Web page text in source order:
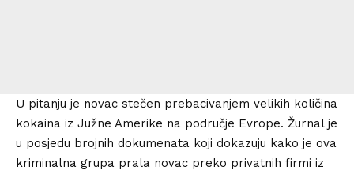
U pitanju je novac stečen prebacivanjem velikih količina
kokaina iz Južne Amerike na područje Evrope. Žurnal je
u posjedu brojnih dokumenata koji dokazuju kako je ova
kriminalna grupa prala novac preko privatnih firmi iz